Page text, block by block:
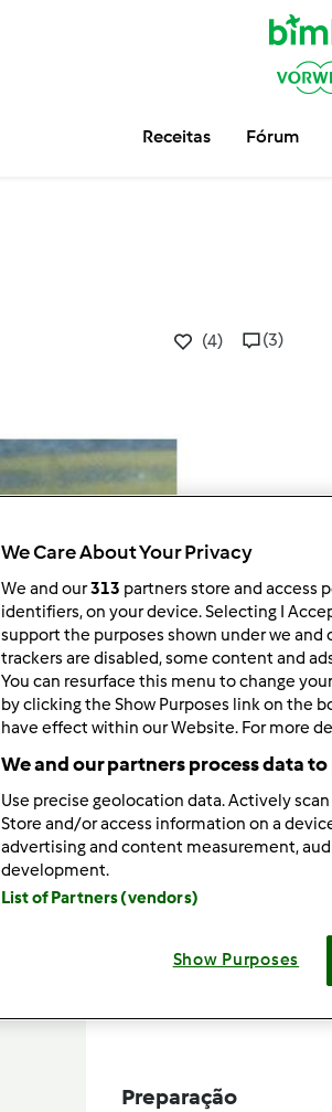
Receitas Fórum
(4) (3)
Preparação
We Care About Your Privacy
We and our313 partners store and access
identifiers, on your device. Selecting I
support the purposes shown under we and
trackers are disabled, some content and
You can resurface this menu to change
by clicking the Show Purposes link on the
have effect within our Website. For more
We and our partners process data
Use precise geolocation data. Actively
Store and/or access information on a
advertising and content measurement,
development.
List of Partners (vendors)
Show Purposes